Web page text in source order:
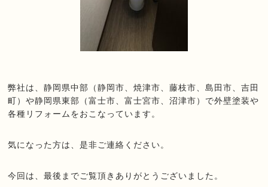
弊社は、静岡県中部（静岡市、焼津市、藤枝市、島田市、吉田
町）や静岡県東部（富士市、富士宮市、沼津市）で外壁塗装や
各種リフォームをおこなっています。
気になった方は、是非ご連絡ください。
今回は、最後までご覧頂きありがとうございました。